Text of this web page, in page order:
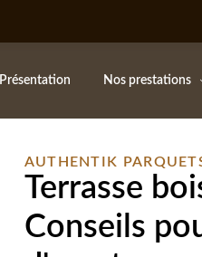
Présentation Nos prestations
AUTHENTIK
Terrasse
Conseils